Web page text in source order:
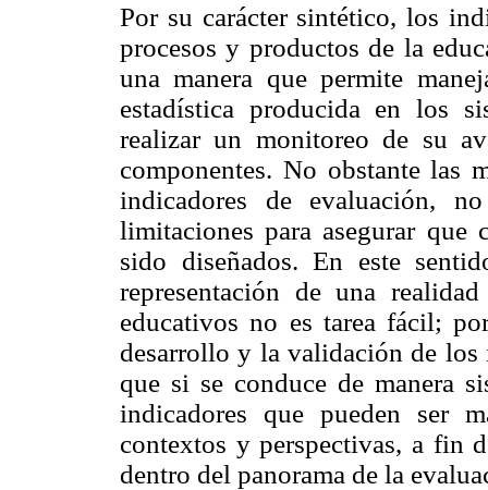
Por su carácter sintético, los
procesos y productos de la
una manera que permite
estadística producida en los
realizar un monitoreo de su
componentes. No obstante las
indicadores de evaluación,
limitaciones para asegurar
sido diseñados. En este
representación de una
educativos no es tarea fácil;
desarrollo y la validación de los
que si se conduce de manera
indicadores que pueden ser
contextos y perspectivas, a fin
dentro del panorama de la